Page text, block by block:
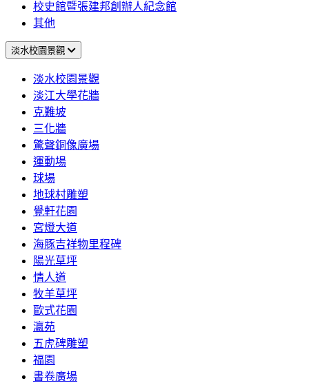
校史館暨張建邦創辦人紀念館
其他
淡水校園景觀
淡水校園景觀
淡江大學花牆
克難坡
三化牆
驚聲銅像廣場
運動場
球場
地球村雕塑
覺軒花園
宮燈大道
海豚吉祥物里程碑
陽光草坪
情人道
牧羊草坪
歐式花園
瀛苑
五虎碑雕塑
福園
書卷廣場